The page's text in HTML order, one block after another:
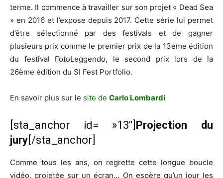
terme. Il commence à travailler sur son projet « Dead Sea
» en 2016 et l’expose depuis 2017. Cette série lui permet
d’être sélectionné par des festivals et de gagner
plusieurs prix comme le premier prix de la 13ème édition
du festival FotoLeggendo, le second prix lors de la
26ème édition du SI Fest Portfolio.
En savoir plus sur le site de Carlo Lombardi
[sta_anchor id= »13″] Projection du
jury [/sta_anchor]
Comme tous les ans, on regrette cette longue boucle
vidéo, projetée sur un écran… On espère qu’un jour les